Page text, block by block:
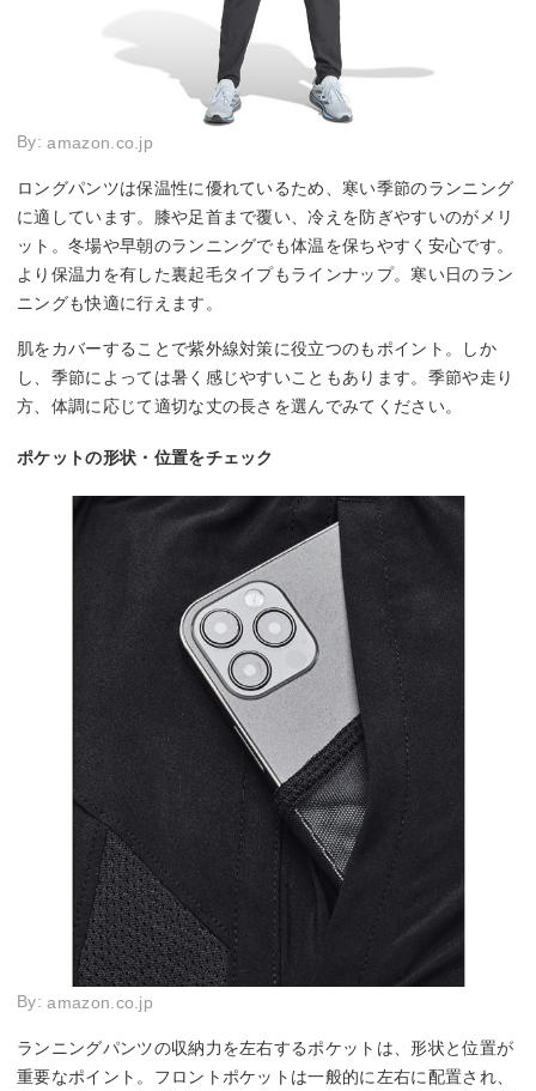
By:amazon.co.jp
ロングパンツは保温性に優れているため、寒い季節のランニング
に適しています。膝や足首まで覆い、冷えを防ぎやすいのがメリ
ット。冬場や早朝のランニングでも体温を保ちやすく安心です。
より保温力を有した裏起毛タイプもラインナップ。寒い日のラン
ニングも快適に行えます。
肌をカバーすることで紫外線対策に役立つのもポイント。しか
し、季節によっては暑く感じやすいこともあります。季節や走り
方、体調に応じて適切な丈の長さを選んでみてください。
ポケットの形状・位置をチェック
By:amazon.co.jp
ランニングパンツの収納力を左右するポケットは、形状と位置が
重要なポイント。フロントポケットは一般的に左右に配置され、